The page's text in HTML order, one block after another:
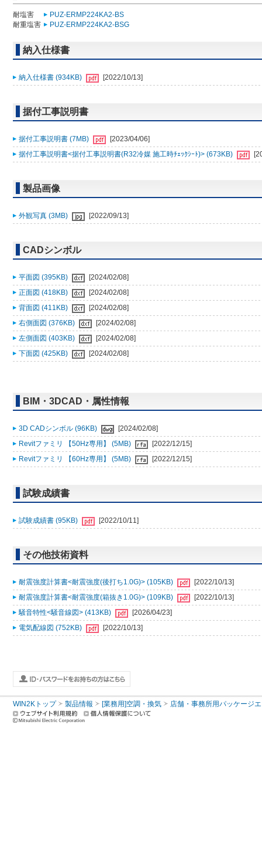
耐塩害
PUZ-ERMP224KA2-BS
耐重塩害
PUZ-ERMP224KA2-BSG
納入仕様書
納入仕様書 (934KB) [2022/10/13]
据付工事説明書
据付工事説明書 (7MB)
[2023/04/06]
据付工事説明書<据付工事説明書(R32冷媒 施工時ﾁｪｯｸｼｰﾄ)> (673KB)
製品画像
外観写真 (3MB) [2022/09/13]
CADシンボル
平面図 (395KB)
[2024/02/08]
正面図 (418KB)
[2024/02/08]
背面図 (411KB)
[2024/02/08]
右側面図 (376KB)
[2024/02/08]
左側面図 (403KB)
[2024/02/08]
下面図 (425KB)
[2024/02/08]
BIM・3DCAD・属性情報
3D CADシンボル (96KB)
[2024/02/08]
Revitファミリ 【50Hz専用】 (5MB)
[2022/12/15]
Revitファミリ 【60Hz専用】 (5MB)
[2022/12/15]
試験成績書
試験成績書 (95KB) [2022/10/11]
その他技術資料
耐震強度計算書<耐震強度(後打ち1.0G)> (105KB)
[2022/10/13]
耐震強度計算書<耐震強度(箱抜き1.0G)> (109KB)
[2022/10/13]
騒音特性<騒音線図> (413KB)
[2026/04/23]
電気配線図 (752KB)
[2022/10/13]
WIN2Kトップ 製品情報 [業務用]空調・換気 店舗・事務所用パッケージ